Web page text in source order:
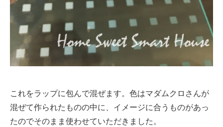
これをラップに包んで混ぜます。色はマダムクロさんが
混ぜて作られたものの中に、イメージに合うものがあっ
たのでそのまま使わせていただきました。